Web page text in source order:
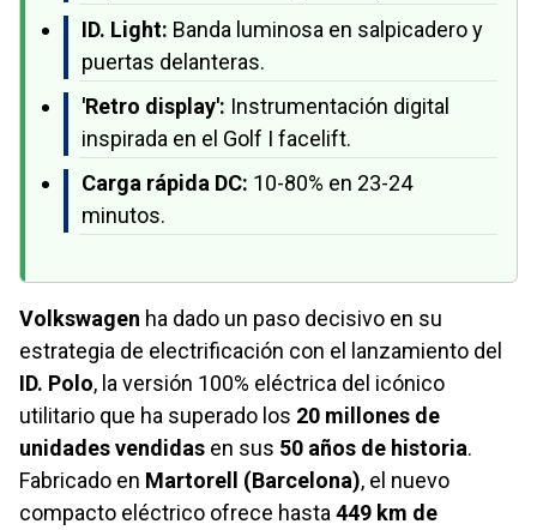
ID. Light: Banda luminosa en salpicadero y
puertas delanteras.
'Retro display': Instrumentación digital
inspirada en el Golf I facelift.
Carga rápida DC: 10-80% en 23-24
minutos.
Volkswagen ha dado un paso decisivo en su
estrategia de electrificación con el lanzamiento del
ID. Polo, la versión 100% eléctrica del icónico
utilitario que ha superado los 20 millones de
unidades vendidas en sus 50 años de historia.
Fabricado en Martorell (Barcelona), el nuevo
compacto eléctrico ofrece hasta 449 km de